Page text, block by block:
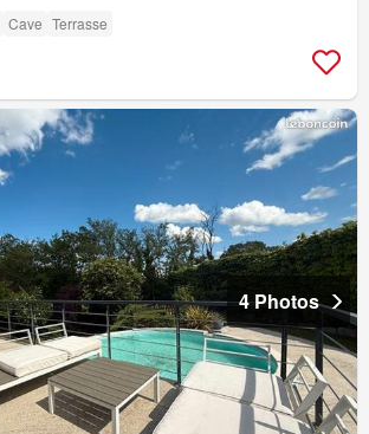
Cave Terrasse
4 Photos